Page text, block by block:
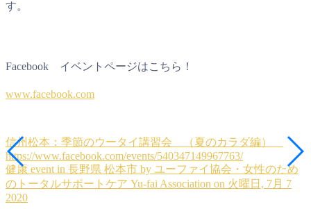
す。
Facebook イベントページはこちら！
www.facebook.com
信州松本：季節のウータイ講習会 （夏のカラダ編）
https://www.facebook.com/events/540347149967763/
健康 event in 長野県 松本市 by ユーファイ協会・女性のため
のトータルサポートケア Yu-fai Association on 火曜日, 7月 7
2020